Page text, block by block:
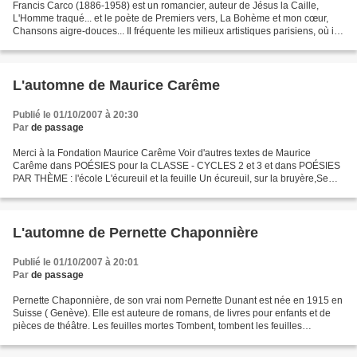
Francis Carco (1886-1958) est un romancier, auteur de Jésus la Caille,
L'Homme traqué... et le poète de Premiers vers, La Bohème et mon cœur,
Chansons aigre-douces... Il fréquente les milieux artistiques parisiens, où il
L'automne de Maurice Carême
Publié le 01/10/2007 à 20:30
Par de passage
Merci à la Fondation Maurice Carême Voir d'autres textes de Maurice
Carême dans POÉSIES pour la CLASSE - CYCLES 2 et 3 et dans POÉSIES
PAR THÈME : l'école L'écureuil et la feuille Un écureuil, sur la bruyère,Se
L'automne de Pernette Chaponnière
Publié le 01/10/2007 à 20:01
Par de passage
Pernette Chaponnière, de son vrai nom Pernette Dunant est née en 1915 en
Suisse ( Genève). Elle est auteure de romans, de livres pour enfants et de
pièces de théâtre. Les feuilles mortes Tombent, tombent les feuilles